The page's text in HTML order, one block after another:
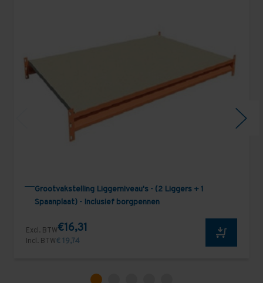
Grootvakstelling Liggerniveau's - (2 Liggers + 1
Spaanplaat) - Inclusief borgpennen
Excl. BTW€16,31
Incl. BTW€ 19,74